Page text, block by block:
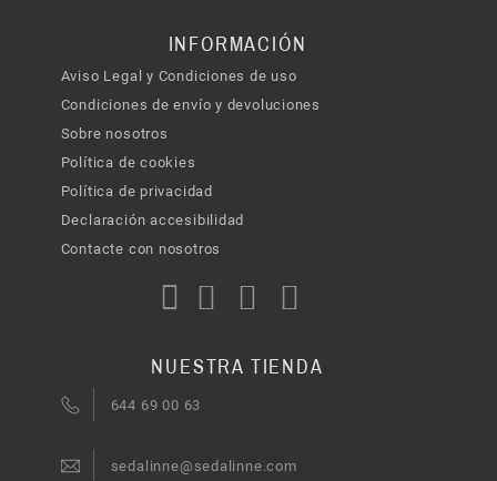
INFORMACIÓN
Aviso Legal y Condiciones de uso
Condiciones de envío y devoluciones
Sobre nosotros
Política de cookies
Política de privacidad
Declaración accesibilidad
Contacte con nosotros
NUESTRA TIENDA
644 69 00 63
sedalinne@sedalinne.com